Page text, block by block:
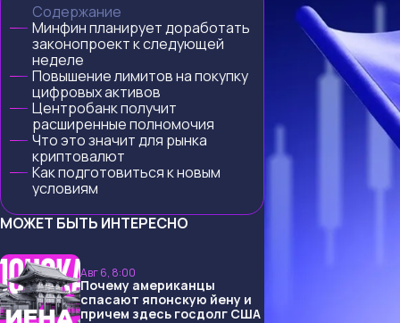
Содержание
Минфин планирует доработать
законопроект к следующей
неделе
Повышение лимитов на покупку
цифровых активов
Центробанк получит
расширенные полномочия
Что это значит для рынка
криптовалют
Как подготовиться к новым
условиям
МОЖЕТ БЫТЬ ИНТЕРЕСНО
Авг 6, 8:00
Почему американцы
спасают японскую йену и
причем здесь госдолг США